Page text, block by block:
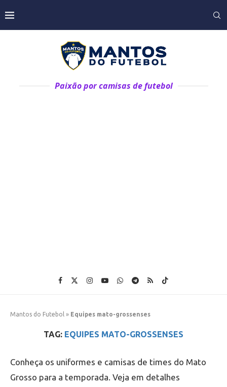
Paixão por camisas de futebol
Mantos do Futebol » Equipes mato-grossenses
TAG: EQUIPES MATO-GROSSENSES
Conheça os uniformes e camisas de times do Mato
Grosso para a temporada. Veja em detalhes